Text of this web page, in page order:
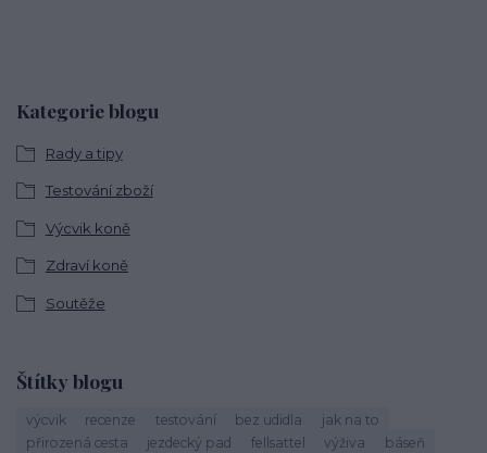
Kategorie blogu
Rady a tipy
Testování zboží
Výcvik koně
Zdraví koně
Soutěže
Štítky blogu
výcvik recenze testování bez udidla
jak na to
přirozená cesta
jezdecký pad fellsattel výživa báseň